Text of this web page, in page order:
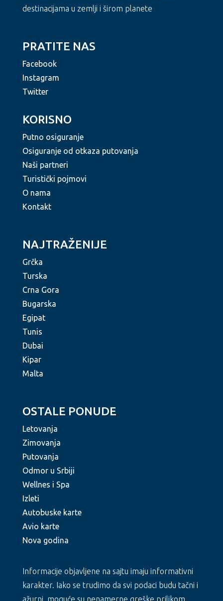
destinacijama u zemlji i širom planete
PRATITE NAS
Facebook
Instagram
Twitter
KORISNO
Putno osiguranje
Osiguranje od otkaza putovanja
Naši partneri
Turistički pojmovi
O nama
Kontakt
NAJTRAŽENIJE
Grčka
Turska
Crna Gora
Bugarska
Egipat
Tunis
Dubai
Kipar
Malta
OSTALE PONUDE
Letovanja
Zimovanja
Putovanja
Odmor u Srbiji
Wellnes i Spa
Izleti
Autobuske karte
Avio karte
Nova godina
Informacije objavljene na sajtu imaju informativni
karakter. Iako se trudimo da svi podaci budu tačni i
ažurni, moguće su nenamerne greške prilikom